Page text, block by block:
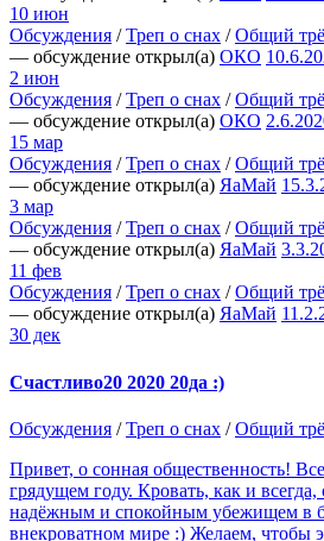
10 июн
Обсуждения /Треп о снах /Общий
— обсуждение открыл(а) ОКО
2 июн
Обсуждения /Треп о снах /Общий
— обсуждение открыл(а) ОКО
15 мар
Обсуждения /Треп о снах /Общий
— обсуждение открыл(а) ЯаМай
3 мар
Обсуждения /Треп о снах /Общий
— обсуждение открыл(а) ЯаМай
11 фев
Обсуждения /Треп о снах /Общий
— обсуждение открыл(а) ЯаМай
30 дек
Счастливо20 2020 20да :)
Обсуждения /Треп о снах /Общий
Привет, о сонная общественность!
грядущем году. Кровать, как и всегда,
надёжным и спокойным убежищем в
внекроватном мире :) Желаем, чтобы